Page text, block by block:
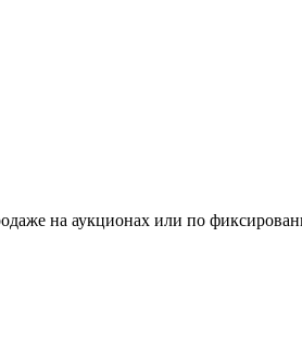
на аукционах или по